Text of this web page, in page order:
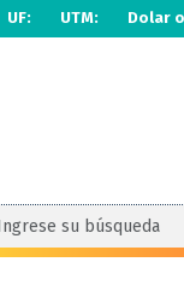
UF: UTM: Dolar